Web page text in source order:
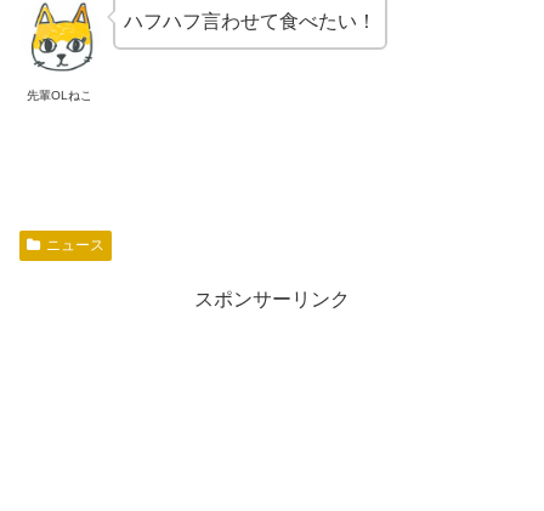
先輩OLねこ
ハフハフ言わせて食べたい！
ニュース
スポンサーリンク